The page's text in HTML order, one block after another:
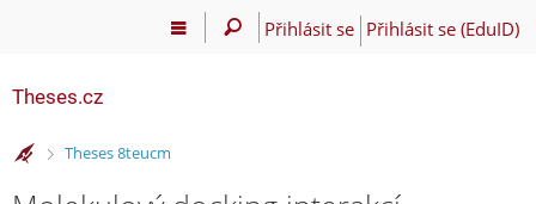
Přihlásit se Přihlásit se (EduID)
Theses.cz
>
Theses 8teucm